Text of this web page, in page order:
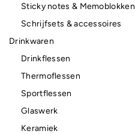
Sticky notes & Memoblokken
Schrijfsets & accessoires
Drinkwaren
Drinkflessen
Thermoflessen
Sportflessen
Glaswerk
Keramiek